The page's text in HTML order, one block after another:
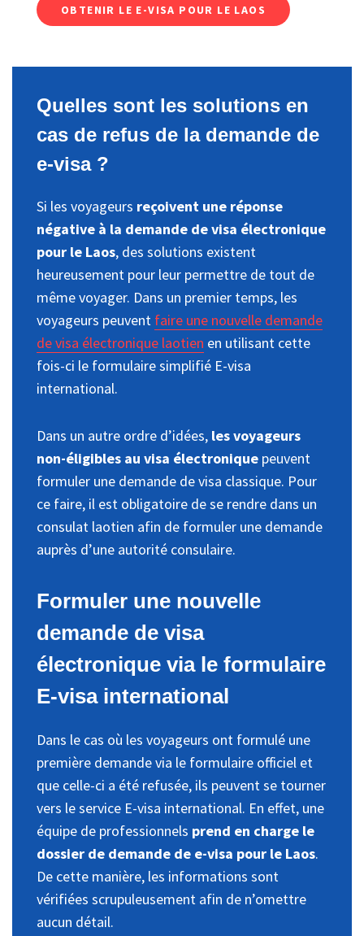
OBTENIR LE E-VISA POUR LE LAOS
Quelles sont les solutions en
cas de refus de la demande de
e-visa ?
Si les voyageurs reçoivent une réponse
négative à la demande de visa électronique
pour le Laos, des solutions existent
heureusement pour leur permettre de tout de
même voyager. Dans un premier temps, les
voyageurs peuvent faire une nouvelle demande
de visa électronique laotien en utilisant cette
fois-ci le formulaire simplifié E-visa
international.
Dans un autre ordre d’idées, les voyageurs
non-éligibles au visa électronique peuvent
formuler une demande de visa classique. Pour
ce faire, il est obligatoire de se rendre dans un
consulat laotien afin de formuler une demande
auprès d’une autorité consulaire.
Formuler une nouvelle
demande de visa
électronique via le formulaire
E-visa international
Dans le cas où les voyageurs ont formulé une
première demande via le formulaire officiel et
que celle-ci a été refusée, ils peuvent se tourner
vers le service E-visa international. En effet, une
équipe de professionnels prend en charge le
dossier de demande de e-visa pour le Laos.
De cette manière, les informations sont
vérifiées scrupuleusement afin de n’omettre
aucun détail.